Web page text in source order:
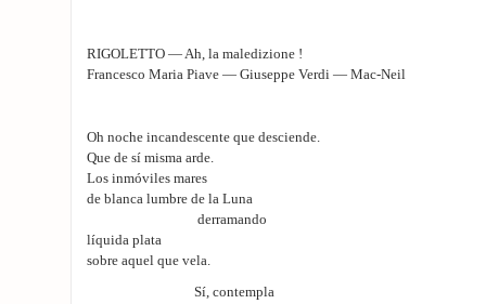
RIGOLETTO — Ah, la maledizione !
Francesco Maria Piave — Giuseppe Verdi — Mac-Neil
Oh noche incandescente que desciende.
Que de sí misma arde.
Los inmóviles mares
de blanca lumbre de la Luna
derramando
líquida plata
sobre aquel que vela.
Sí, contempla